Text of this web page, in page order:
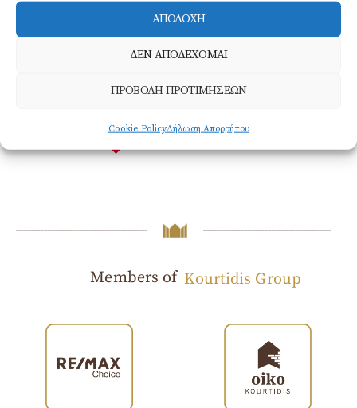
ΑΠΟΔΟΧΗ
ΔΕΝ ΑΠΟΔΕΧΟΜΑΙ
ΠΡΟΒΟΛΗ ΠΡΟΤΙΜΗΣΕΩΝ
Cookie PolicyΔήλωση Απορρήτου
Στεγνωτήρας
BOOK NOW
Members of Kourtidis Group